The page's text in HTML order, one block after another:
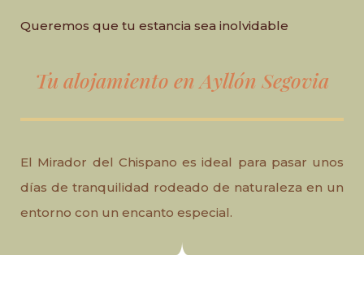
Queremos que tu estancia sea inolvidable
Tu alojamiento en Ayllón Segovia
El Mirador del Chispano es ideal para pasar unos
días de tranquilidad rodeado de naturaleza en un
entorno con un encanto especial.